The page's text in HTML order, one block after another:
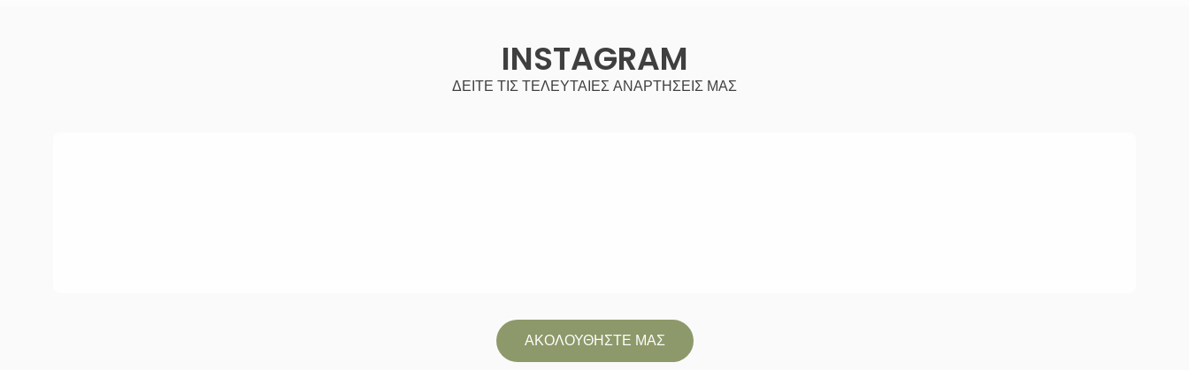
INSTAGRAM
ΔΕΙΤΕ ΤΙΣ ΤΕΛΕΥΤΑΙΕΣ ΑΝΑΡΤΗΣΕΙΣ ΜΑΣ
ΑΚΟΛΟΥΘΗΣΤΕ ΜΑΣ